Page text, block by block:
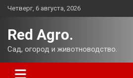
Перейти
Четверг, 6 августа, 2026
Red Agro.
Сад, огород и животноводство.